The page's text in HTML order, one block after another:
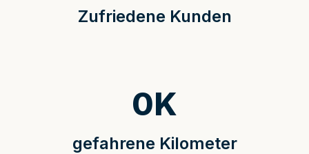
Zufriedene Kunden
gefahrene Kilometer
0K